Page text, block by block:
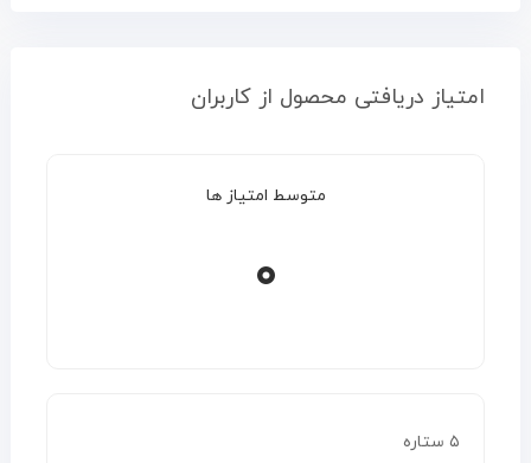
امتیاز دریافتی محصول از کاربران
متوسط امتیاز ها
۰
۵ ستاره